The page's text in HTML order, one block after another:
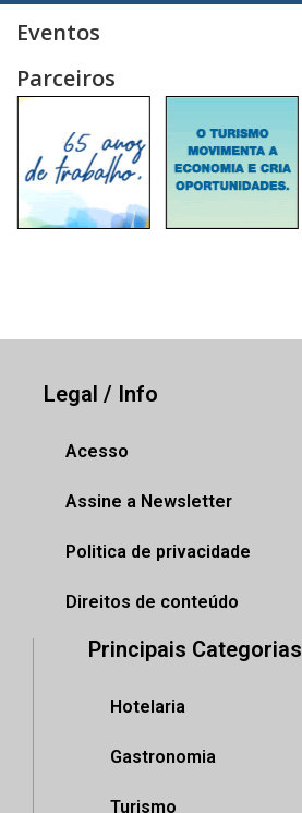
Eventos
Parceiros
Legal / Info
Acesso
Assine a Newsletter
Politica de privacidade
Direitos de conteúdo
Principais Categorias
Hotelaria
Gastronomia
Turismo